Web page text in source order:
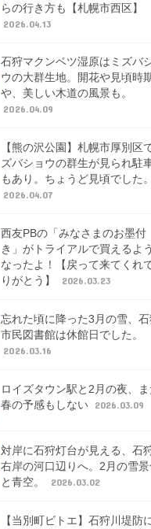
らの行き方も【札幌市西区】
2026.04.13
石狩マクンベツ湿原はミズバ
ウの大群生地。開花や見頃時
や、美しい木道の風景も。
2026.04.09
【熊の沢公園】札幌市厚別区
ズバショウの群生が見られ駐
もあり。ちょうど見頃でした。
2026.04.07
西友PBの「みなさまのお墨付
き」がトライアルで買えるよ
なったよ！【戻って来てくれ
りがとう】
2026.03.23
忘れた頃に降った3月の雪、
市民図書館は休館日でした。
2026.03.16
ロイズタウン駅と2月の夜、
春の予感もしない 2026.03.09
対岸に石狩灯台が見える、石
右岸の河口辺りへ。2月の雪
と青空。
2026.03.02
【当別町ビトエ】石狩川堤防